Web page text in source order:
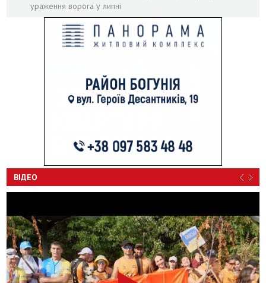
ураження ворога у липні
ВІДЕО